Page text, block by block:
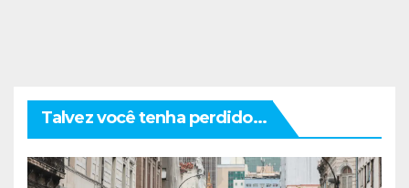
Talvez você tenha perdido...